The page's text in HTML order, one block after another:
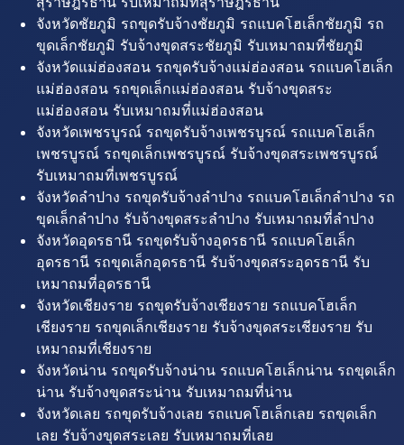
จังหวัดชัยภูมิ รถขุดรับจ้างชัยภูมิ รถแบคโฮเล็กชัยภูมิ รถ
ขุดเล็กชัยภูมิ รับจ้างขุดสระชัยภูมิ รับเหมาถมที่ชัยภูมิ
จังหวัดแม่ฮ่องสอน รถขุดรับจ้างแม่ฮ่องสอน รถแบคโฮเล็ก
แม่ฮ่องสอน รถขุดเล็กแม่ฮ่องสอน รับจ้างขุดสระ
แม่ฮ่องสอน รับเหมาถมที่แม่ฮ่องสอน
จังหวัดเพชรบูรณ์ รถขุดรับจ้างเพชรบูรณ์ รถแบคโฮเล็ก
เพชรบูรณ์ รถขุดเล็กเพชรบูรณ์ รับจ้างขุดสระเพชรบูรณ์
รับเหมาถมที่เพชรบูรณ์
จังหวัดลำปาง รถขุดรับจ้างลำปาง รถแบคโฮเล็กลำปาง รถ
ขุดเล็กลำปาง รับจ้างขุดสระลำปาง รับเหมาถมที่ลำปาง
จังหวัดอุดรธานี รถขุดรับจ้างอุดรธานี รถแบคโฮเล็ก
อุดรธานี รถขุดเล็กอุดรธานี รับจ้างขุดสระอุดรธานี รับ
เหมาถมที่อุดรธานี
จังหวัดเชียงราย รถขุดรับจ้างเชียงราย รถแบคโฮเล็ก
เชียงราย รถขุดเล็กเชียงราย รับจ้างขุดสระเชียงราย รับ
เหมาถมที่เชียงราย
จังหวัดน่าน รถขุดรับจ้างน่าน รถแบคโฮเล็กน่าน รถขุดเล็ก
น่าน รับจ้างขุดสระน่าน รับเหมาถมที่น่าน
จังหวัดเลย รถขุดรับจ้างเลย รถแบคโฮเล็กเลย รถขุดเล็ก
เลย รับจ้างขุดสระเลย รับเหมาถมที่เลย